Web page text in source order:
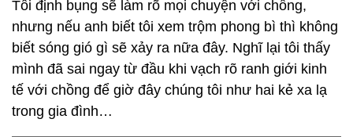
Tôi định bụng sẽ làm rõ mọi chuyện với chồng,
nhưng nếu anh biết tôi xem trộm phong bì thì không
biết sóng gió gì sẽ xảy ra nữa đây. Nghĩ lại tôi thấy
mình đã sai ngay từ đầu khi vạch rõ ranh giới kinh
tế với chồng để giờ đây chúng tôi như hai kẻ xa lạ
trong gia đình…